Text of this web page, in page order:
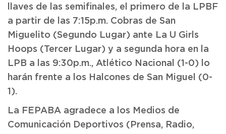
llaves de las semifinales, el primero de la LPBF
a partir de las 7:15p.m. Cobras de San
Miguelito (Segundo Lugar) ante La U Girls
Hoops (Tercer Lugar) y a segunda hora en la
LPB a las 9:30p.m., Atlético Nacional (1-0) lo
harán frente a los Halcones de San Miguel (0-
1).
La FEPABA agradece a los Medios de
Comunicación Deportivos (Prensa, Radio,